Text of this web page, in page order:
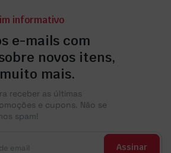
informativo
e-mails com
novos itens,
mais.
receber as últimas
e cupons. Não se
spam!
Assinar